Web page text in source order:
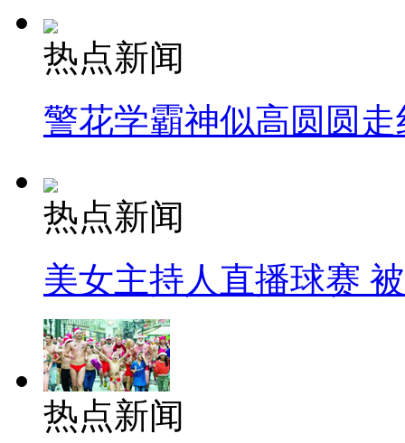
热点新闻
警花学霸神似高圆圆走
热点新闻
美女主持人直播球赛
热点新闻